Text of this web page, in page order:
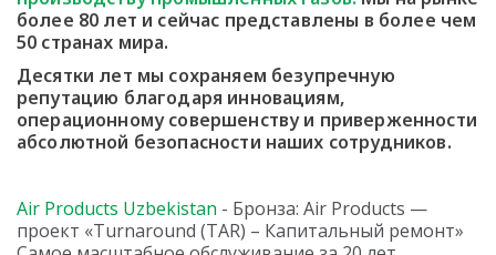
более 80 лет и сейчас представлены в более чем
50 странах мира.
Десятки лет мы сохраняем безупречную
репутацию благодаря инновациям,
операционному совершенству и приверженности
абсолютной безопасности наших сотрудников.
Air Products Uzbekistan - Бронза: Air Products —
проект «Turnaround (TAR) – Капитальный ремонт»